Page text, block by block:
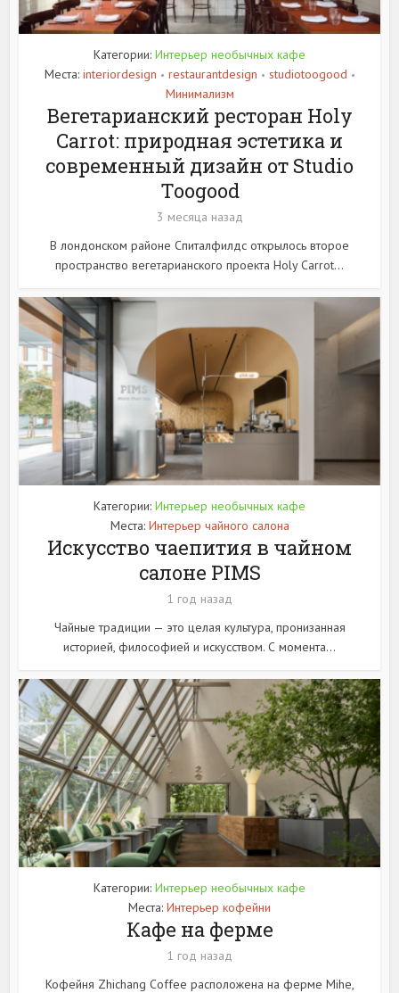
Категории: Интерьер необычных кафе
Места: interiordesign • restaurantdesign • studiotoogood •
Минимализм
Вегетарианский ресторан Holy
Carrot: природная эстетика и
современный дизайн от Studio
Toogood
3 месяца назад
В лондонском районе Спиталфилдс открылось второе
пространство вегетарианского проекта Holy Carrot...
Категории: Интерьер необычных кафе
Места: Интерьер чайного салона
Искусство чаепития в чайном
салоне PIMS
1 год назад
Чайные традиции — это целая культура, пронизанная
историей, философией и искусством. С момента...
Категории: Интерьер необычных кафе
Места: Интерьер кофейни
Кафе на ферме
1 год назад
Кофейня Zhichang Coffee расположена на ферме Mihe,